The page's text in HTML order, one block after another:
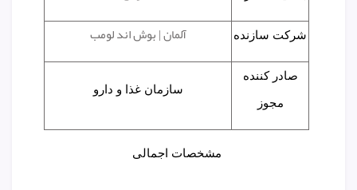
مشخصات اجمالی
شرکت سازنده آلمان | بوش اند لومب
صادر کننده
مجوز
سازمان غذا و دارو